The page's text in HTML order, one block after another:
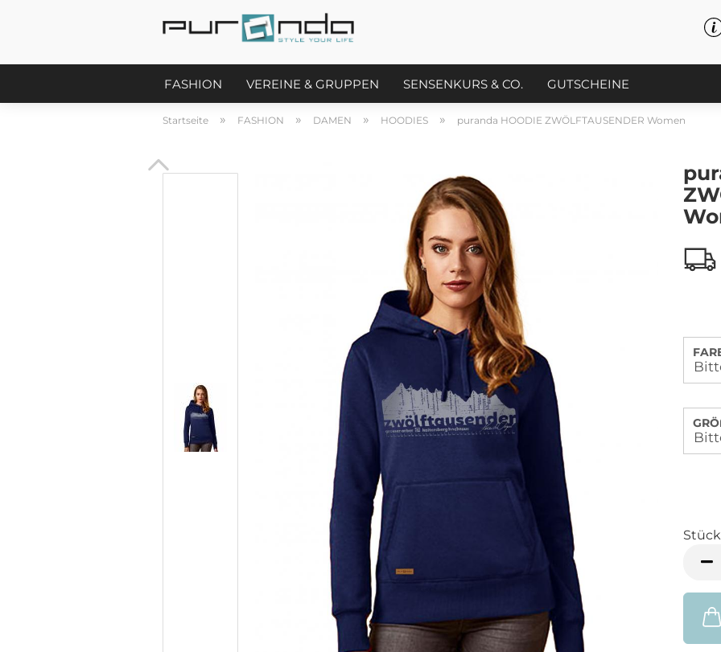
FASHION VEREINE & GRUPPEN SENSENKURS & CO. GUTSCHEINE
Startseite » FASHION » DAMEN » HOODIES » puranda HOODIE ZWÖLFTAUSENDER Women
Stück